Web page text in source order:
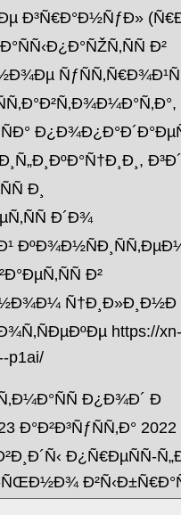
Ð³Ñ€Ð°Ð½ÑƒÐ»
Ð²
Ð¸
Ð´Ð¾
Ð²
Ñ†Ð¸Ð»Ð¸Ð½Ð
https://
p1ai/
Ð¿Ð¾Ð´ Ð
2022
Ð¿Ñ€ÐµÑÑ-